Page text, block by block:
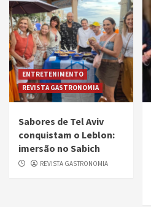
ENTRETENIMENTO
REVISTA GASTRONOMIA
Sabores de Tel Aviv
conquistam o Leblon:
imersão no Sabich
REVISTA GASTRONOMIA